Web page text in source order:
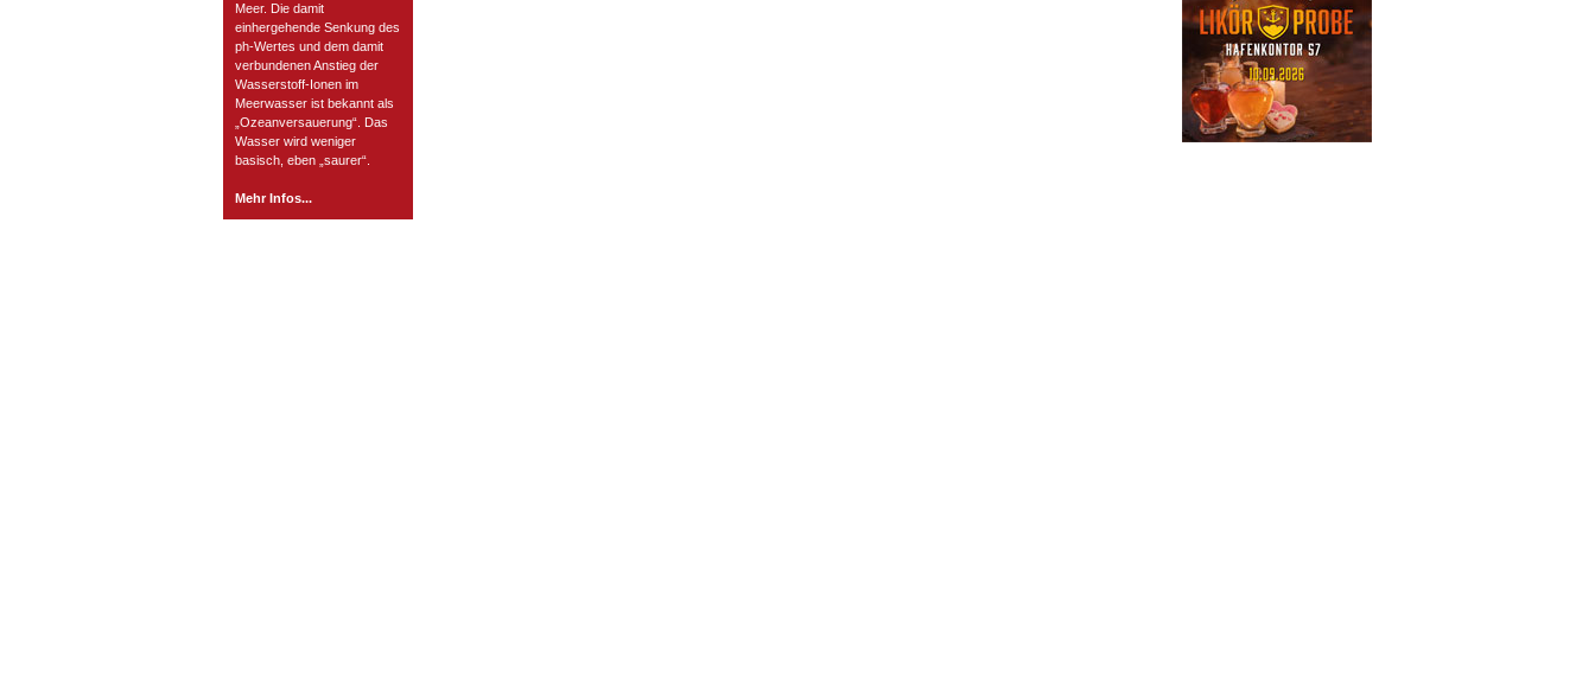
Meer. Die damit
einhergehende Senkung des
ph-Wertes und dem damit
verbundenen Anstieg der
Wasserstoff-Ionen im
Meerwasser ist bekannt als
„Ozeanversauerung“. Das
Wasser wird weniger
basisch, eben „saurer“.
Mehr Infos...